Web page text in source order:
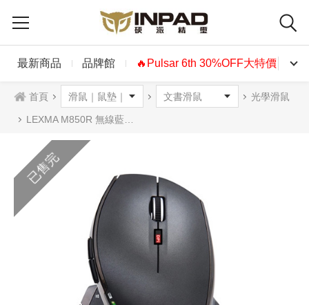
最新商品 品牌館 🔥Pulsar 6th 30%OFF大特價🔥
首頁 光學滑鼠
LEXMA M850R 無線藍光滑鼠 黑色
已售完